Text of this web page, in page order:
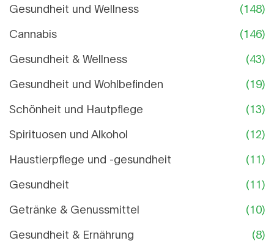
Gesundheit und Wellness
(148)
Cannabis
(146)
Gesundheit & Wellness
(43)
Gesundheit und Wohlbefinden
(19)
Schönheit und Hautpflege
(13)
Spirituosen und Alkohol
(12)
Haustierpflege und -gesundheit
(11)
Gesundheit
(11)
Getränke & Genussmittel
(10)
Gesundheit & Ernährung
(8)